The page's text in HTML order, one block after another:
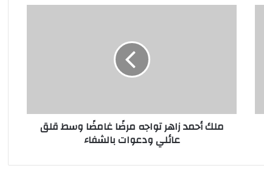
مبادرة” 100يوم صحة”
ا
و
ملك أحمد زاهر تواجه مرضًا غامضًا وسط قلق
عائلي ودعوات بالشفاء